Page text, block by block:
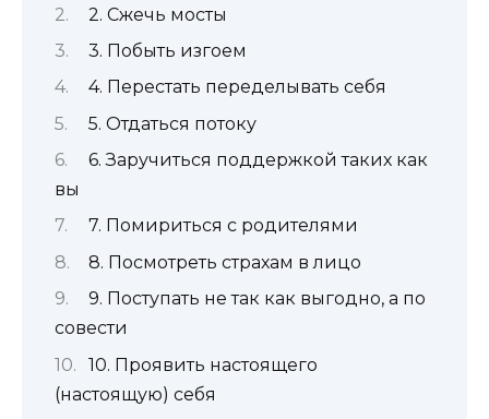
2. Сжечь мосты
3. Побыть изгоем
4. Перестать переделывать себя
5. Отдаться потоку
6. Заручиться поддержкой таких как
вы
7. Помириться с родителями
8. Посмотреть страхам в лицо
9. Поступать не так как выгодно, а по
совести
10. Проявить настоящего
(настоящую) себя